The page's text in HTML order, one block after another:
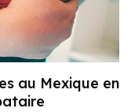
au Mexique en